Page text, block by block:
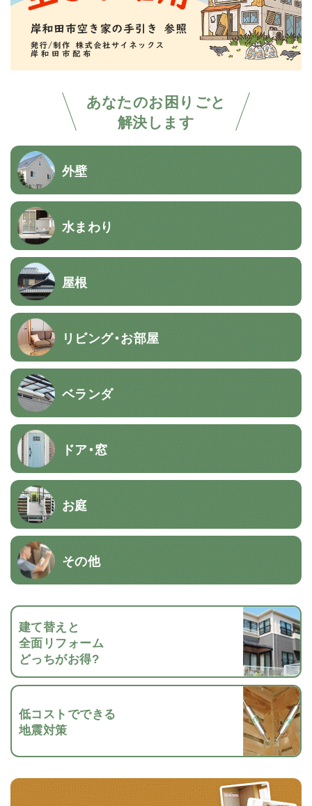
あなたのお困りごと
解決します
外壁
水まわり
屋根
リビング・お部屋
ベランダ
ドア・窓
お庭
その他
建て替えと
全面リフォーム
どっちがお得?
低コストでできる
地震対策